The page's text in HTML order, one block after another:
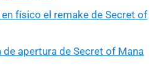
físico el remake de Secret of
apertura de Secret of Mana